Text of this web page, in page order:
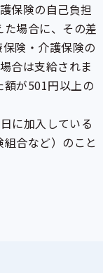
保険の自己負担
場合に、その差
険・介護保険の
合は支給されま
が501円以上の
に加入している
合など）のこと